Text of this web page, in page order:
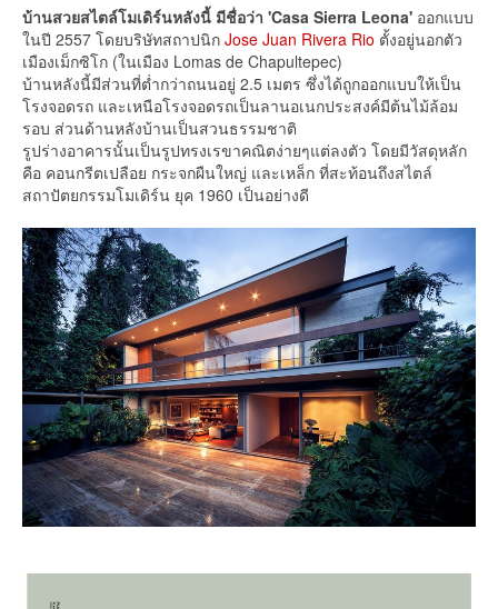
บ้านสวยสไตล์โมเดิร์นหลังนี้ มีชื่อว่า 'Casa Sierra Leona' ออกแบบ
ในปี 2557 โดยบริษัทสถาปนิก Jose Juan Rivera Rio ตั้งอยู่นอกตัว
เมืองเม็กซิโก (ในเมือง Lomas de Chapultepec)
บ้านหลังนี้มีส่วนที่ต่ำกว่าถนนอยู่ 2.5 เมตร ซึ่งได้ถูกออกแบบให้เป็น
โรงจอดรถ และเหนือโรงจอดรถเป็นลานอเนกประสงค์มีต้นไม้ล้อม
รอบ ส่วนด้านหลังบ้านเป็นสวนธรรมชาติ
รูปร่างอาคารนั้นเป็นรูปทรงเรขาคณิตง่ายๆแต่ลงตัว โดยมีวัสดุหลัก
คือ คอนกรีตเปลือย กระจกผืนใหญ่ และเหล็ก ที่สะท้อนถึงสไตล์
สถาปัตยกรรมโมเดิร์น ยุค 1960 เป็นอย่างดี